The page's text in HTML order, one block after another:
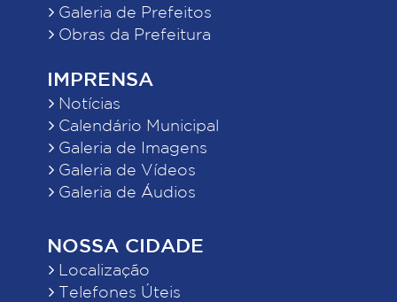
Galeria de Prefeitos
Obras da Prefeitura
IMPRENSA
Notícias
Calendário Municipal
Galeria de Imagens
Galeria de Vídeos
Galeria de Áudios
NOSSA CIDADE
Localização
Telefones Úteis